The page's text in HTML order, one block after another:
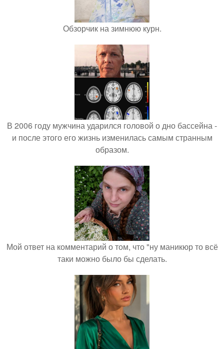
Обзорчик на зимнюю курн.
В 2006 году мужчина ударился головой о дно бассейна -
и после этого его жизнь изменилась самым странным
образом.
Мой ответ на комментарий о том, что "ну маникюр то всё
таки можно было бы сделать.